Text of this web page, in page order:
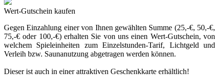
Wert-Gutschein kaufen
Gegen Einzahlung einer von Ihnen gewählten Summe (25,-€, 50,-€,
75,-€ oder 100,-€) erhalten Sie von uns einen Wert-Gutschein, von
welchem Spieleinheiten zum Einzelstunden-Tarif, Lichtgeld und
Verleih bzw. Saunanutzung abgetragen werden können.
Dieser ist auch in einer attraktiven Geschenkkarte erhältlich!